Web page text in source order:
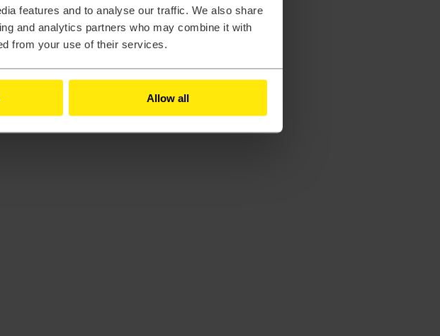
features and to analyse our traffic. We also share
and analytics partners who may combine it with
from your use of their services.
Allow all